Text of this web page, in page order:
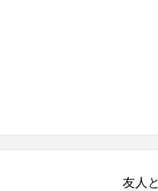
友人